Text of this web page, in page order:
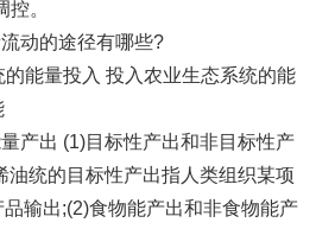
。
动的途径有哪些?
能量投入 投入农业生态系统的能
产出 (1)目标性产出和非目标性产
油统的目标性产出指人类组织某项
输出;(2)食物能产出和非食物能产